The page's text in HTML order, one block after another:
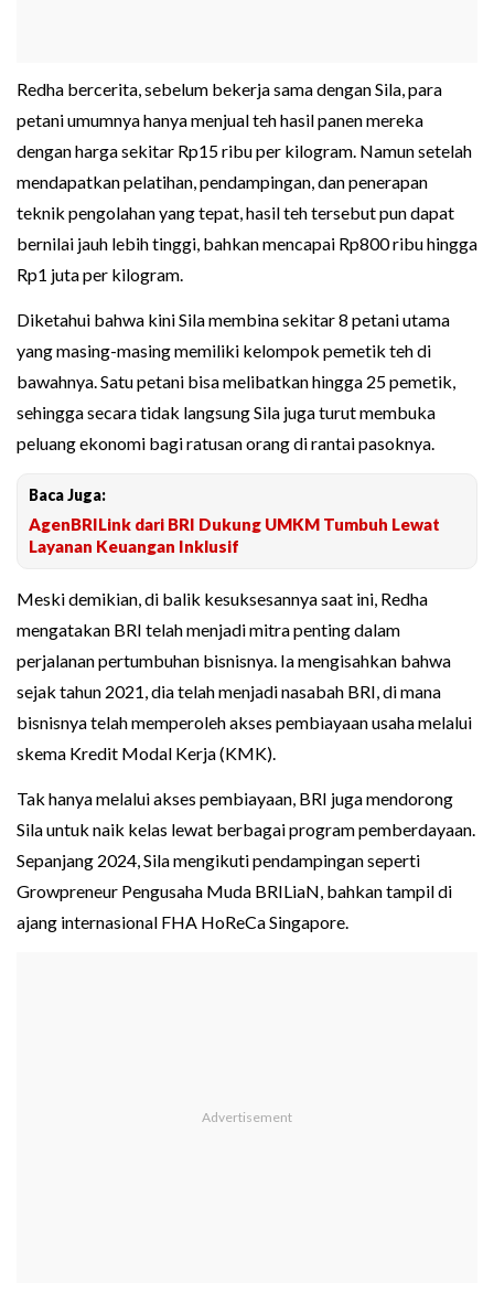
Redha bercerita, sebelum bekerja sama dengan Sila, para
petani umumnya hanya menjual teh hasil panen mereka
dengan harga sekitar Rp15 ribu per kilogram. Namun setelah
mendapatkan pelatihan, pendampingan, dan penerapan
teknik pengolahan yang tepat, hasil teh tersebut pun dapat
bernilai jauh lebih tinggi, bahkan mencapai Rp800 ribu hingga
Rp1 juta per kilogram.
Diketahui bahwa kini Sila membina sekitar 8 petani utama
yang masing-masing memiliki kelompok pemetik teh di
bawahnya. Satu petani bisa melibatkan hingga 25 pemetik,
sehingga secara tidak langsung Sila juga turut membuka
peluang ekonomi bagi ratusan orang di rantai pasoknya.
Baca Juga:
AgenBRILink dari BRI Dukung UMKM Tumbuh Lewat
Layanan Keuangan Inklusif
Meski demikian, di balik kesuksesannya saat ini, Redha
mengatakan BRI telah menjadi mitra penting dalam
perjalanan pertumbuhan bisnisnya. Ia mengisahkan bahwa
sejak tahun 2021, dia telah menjadi nasabah BRI, di mana
bisnisnya telah memperoleh akses pembiayaan usaha melalui
skema Kredit Modal Kerja (KMK).
Tak hanya melalui akses pembiayaan, BRI juga mendorong
Sila untuk naik kelas lewat berbagai program pemberdayaan.
Sepanjang 2024, Sila mengikuti pendampingan seperti
Growpreneur Pengusaha Muda BRILiaN, bahkan tampil di
ajang internasional FHA HoReCa Singapore.